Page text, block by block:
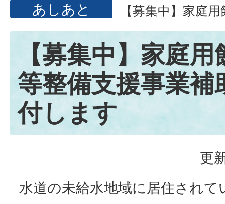
あしあと 【募集中】家庭
【募集中】家庭
等整備支援事業補
付します
更
水道の未給水地域に居住され